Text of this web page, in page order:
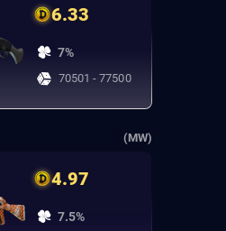
6.33
7%
70501 - 77500
(MW)
4.97
7.5%